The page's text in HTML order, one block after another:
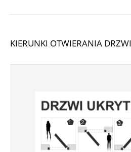
KIERUNKI OTWIERANIA DRZWI